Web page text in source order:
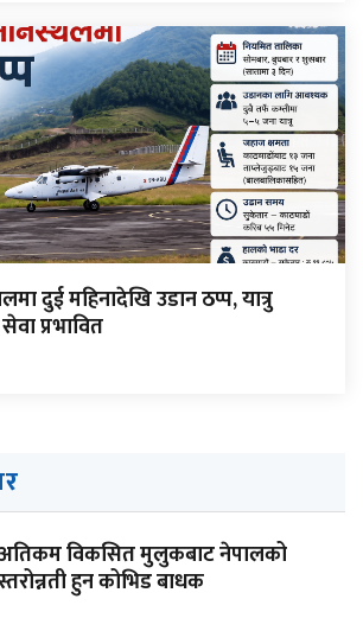
दुई महिनादेखि उडान ठप्प, यात्रु
प्रभावित
विकसित मुलुकबाट नेपालको
हुन कोभिड बाधक